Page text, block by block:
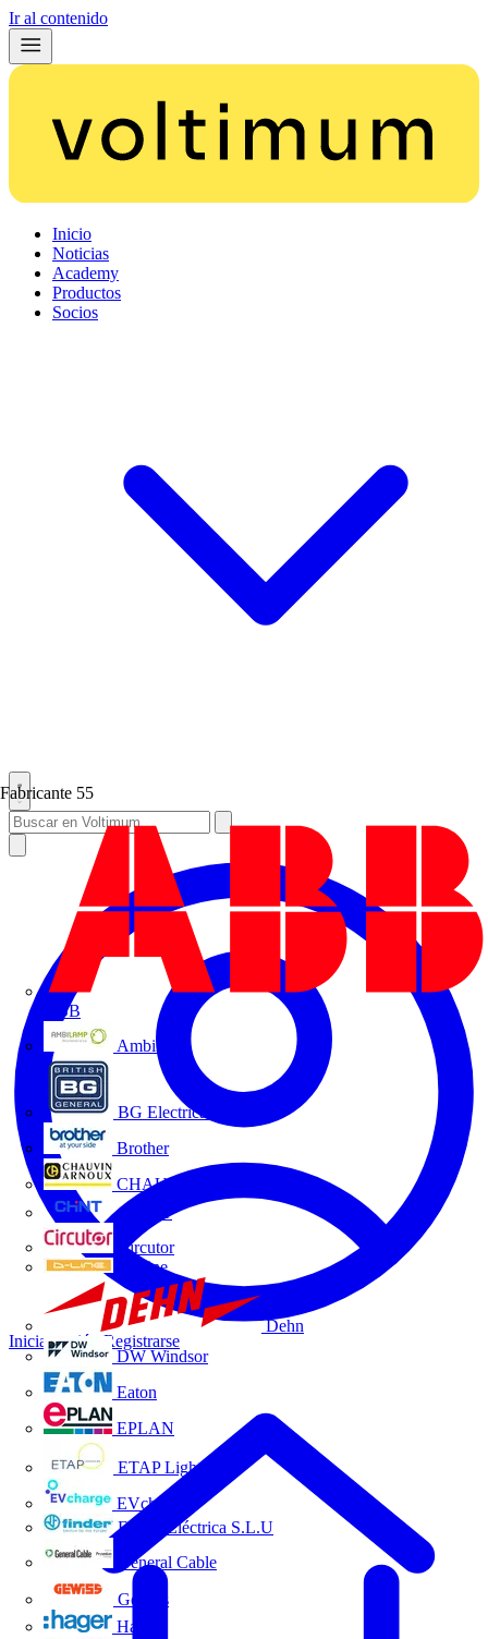
Ir al contenido
Inicio
Noticias
Academy
Productos
Socios
Fabricante 55
ABB
Ambilamp
BG Electrical
Brother
CHAUVIN ARNOUX
CHINT
Circutor
D-Line
Dehn
DW Windsor
Eaton
EPLAN
ETAP Lighting
EVcharge
Finder Eléctrica S.L.U
General Cable
Gewiss
Hager
Iniciar sesión Registrarse